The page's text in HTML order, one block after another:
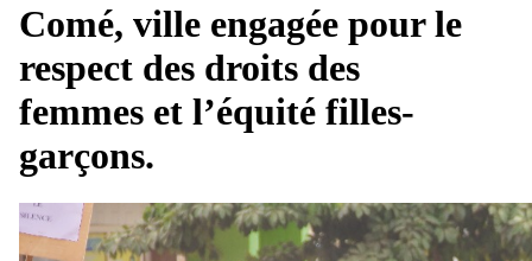
Comé, ville engagée pour le
respect des droits des
femmes et l’équité filles-
garçons.